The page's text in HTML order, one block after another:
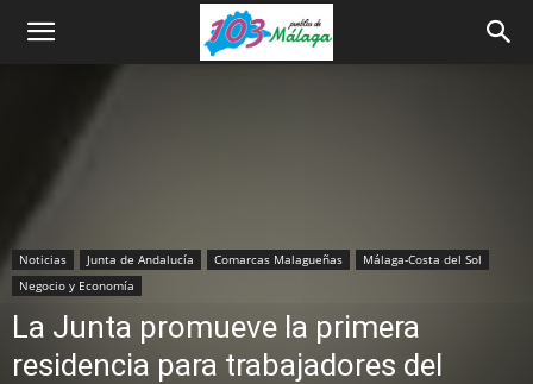
Noticias Junta de Andalucía Comarcas Malagueñas
Málaga-Costa del Sol
Negocio y Economía
La Junta promueve la primera
residencia para trabajadores del